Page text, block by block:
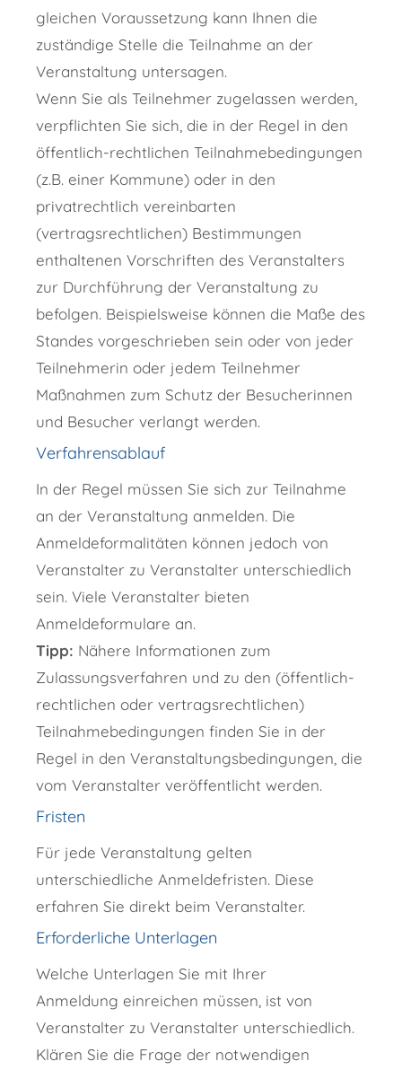
gleichen Voraussetzung kann Ihnen die
zuständige Stelle die Teilnahme an der
Veranstaltung untersagen.
Wenn Sie als Teilnehmer zugelassen werden,
verpflichten Sie sich, die in der Regel in den
öffentlich-rechtlichen Teilnahmebedingungen
(z.B. einer Kommune) oder in den
privatrechtlich vereinbarten
(vertragsrechtlichen) Bestimmungen
enthaltenen Vorschriften des Veranstalters
zur Durchführung der Veranstaltung zu
befolgen. Beispielsweise können die Maße des
Standes vorgeschrieben sein oder von jeder
Teilnehmerin oder jedem Teilnehmer
Maßnahmen zum Schutz der Besucherinnen
und Besucher verlangt werden.
Verfahrensablauf
In der Regel müssen Sie sich zur Teilnahme
an der Veranstaltung anmelden. Die
Anmeldeformalitäten können jedoch von
Veranstalter zu Veranstalter unterschiedlich
sein. Viele Veranstalter bieten
Anmeldeformulare an.
Tipp: Nähere Informationen zum
Zulassungsverfahren und zu den (öffentlich-
rechtlichen oder vertragsrechtlichen)
Teilnahmebedingungen finden Sie in der
Regel in den Veranstaltungsbedingungen, die
vom Veranstalter veröffentlicht werden.
Fristen
Für jede Veranstaltung gelten
unterschiedliche Anmeldefristen. Diese
erfahren Sie direkt beim Veranstalter.
Erforderliche Unterlagen
Welche Unterlagen Sie mit Ihrer
Anmeldung einreichen müssen, ist von
Veranstalter zu Veranstalter unterschiedlich.
Klären Sie die Frage der notwendigen